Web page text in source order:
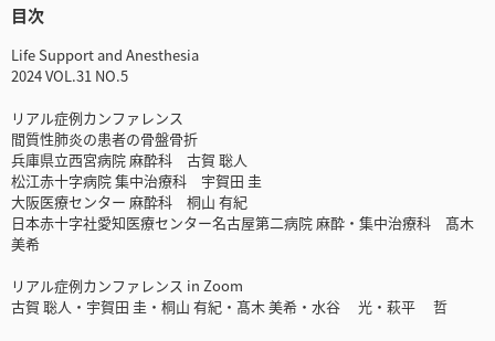
目次
Life Support and Anesthesia
2024 VOL.31 NO.5
リアル症例カンファレンス
間質性肺炎の患者の骨盤骨折
兵庫県立西宮病院 麻酔科 古賀 聡人
松江赤十字病院 集中治療科 宇賀田 圭
大阪医療センター 麻酔科 桐山 有紀
日本赤十字社愛知医療センター名古屋第二病院 麻酔・集中治療科 髙木
美希
リアル症例カンファレンス in Zoom
古賀 聡人・宇賀田 圭・桐山 有紀・髙木 美希・水谷 光・萩平 哲